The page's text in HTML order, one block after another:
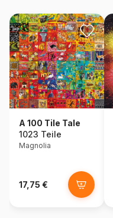
A 100 Tile Tale
1023 Teile
Magnolia
17,75 €